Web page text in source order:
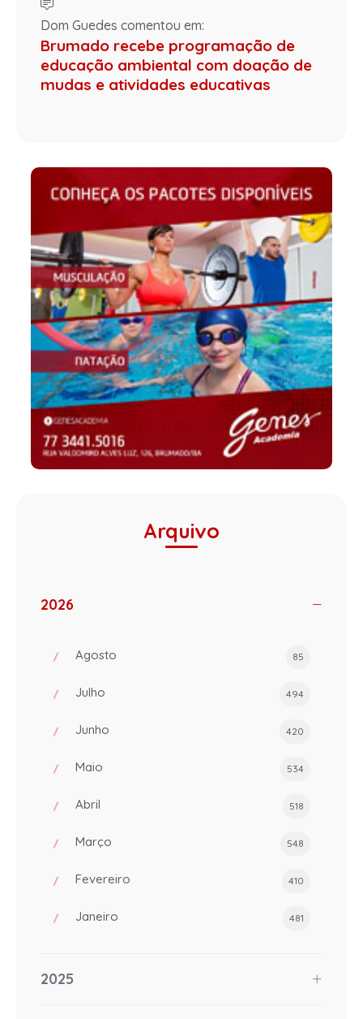
Dom Guedes comentou em:
Brumado recebe programação de
educação ambiental com doação de
mudas e atividades educativas
Arquivo
2026
Agosto 85
Julho 494
Junho 420
Maio 534
Abril 518
Março 548
Fevereiro 410
Janeiro 481
2025